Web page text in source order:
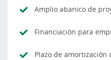
Amplio abanico de
Financiación para
Plazo de amortización